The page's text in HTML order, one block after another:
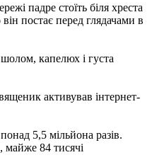
падре стоїть біля хреста
постає перед глядачами в
капелюх і густа
активував інтернет-
5,5 мільйона разів.
майже 84 тисячі